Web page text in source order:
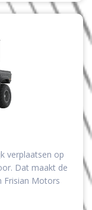
verplaatsen op
Dat maakt de
Frisian Motors